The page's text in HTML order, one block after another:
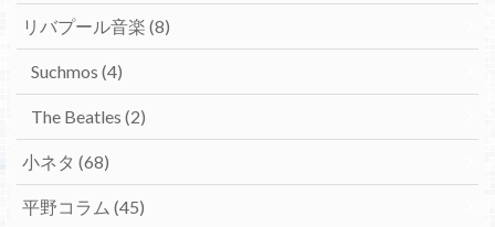
リバプール音楽 (8)
Suchmos (4)
The Beatles (2)
小ネタ (68)
平野コラム (45)